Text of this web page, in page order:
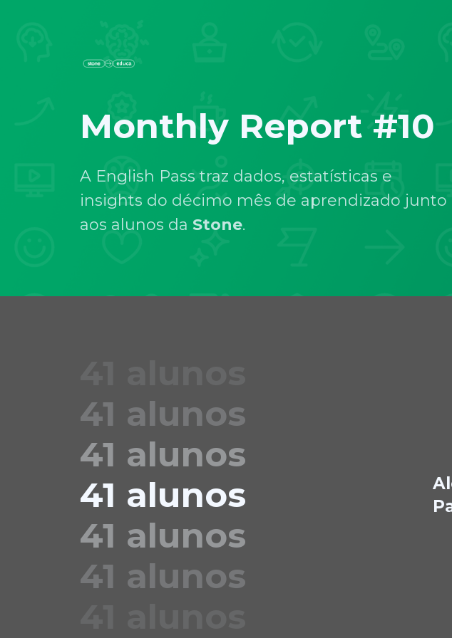
Monthly Report #10
A English Pass traz dados, estatísticas e
insights do décimo mês de aprendizado junto
aos alunos da Stone.
41 alunos
41 alunos
41 alunos
41 alunos
41 alunos